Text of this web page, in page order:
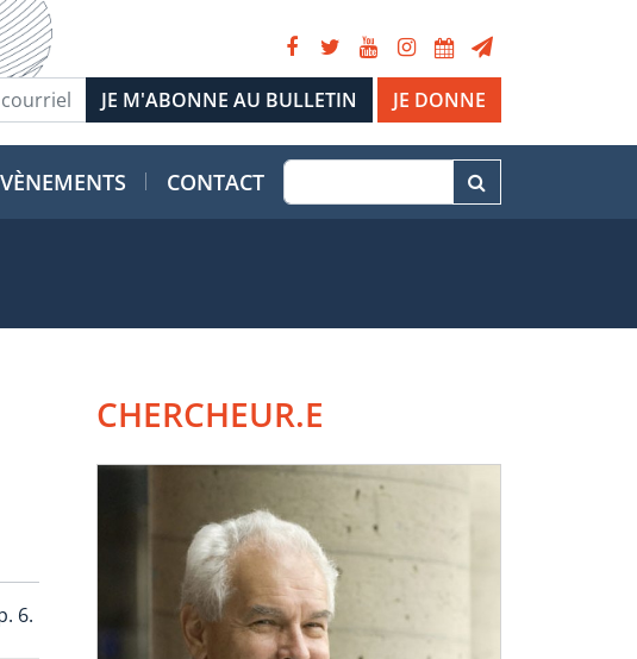
JE DONNE
CONTACT
6.
CHERCHEUR.E